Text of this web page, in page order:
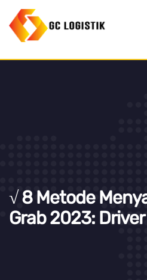
√ 8 Metode
Grab 2023: